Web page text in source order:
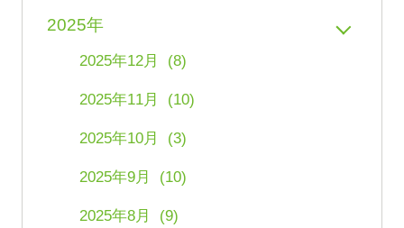
2025年
2025年12月 (8)
2025年11月 (10)
2025年10月 (3)
2025年9月 (10)
2025年8月 (9)